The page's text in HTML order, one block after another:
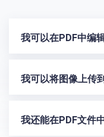
我可以在PDF中编
我可以将图像上传
我还能在PDF文件